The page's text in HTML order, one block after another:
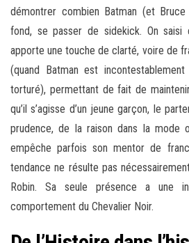
démontrer combien Batman (et
fond, se passer de sidekick. On saisi
apporte une touche de clarté, voire de
(quand Batman est
torturé), permettant de fait de
qu’il s’agisse d’un jeune garçon, le
prudence, de la raison dans la mode
empêche parfois son mentor de
tendance ne résulte pas
Robin. Sa seule présence a une
comportement du Chevalier Noir.